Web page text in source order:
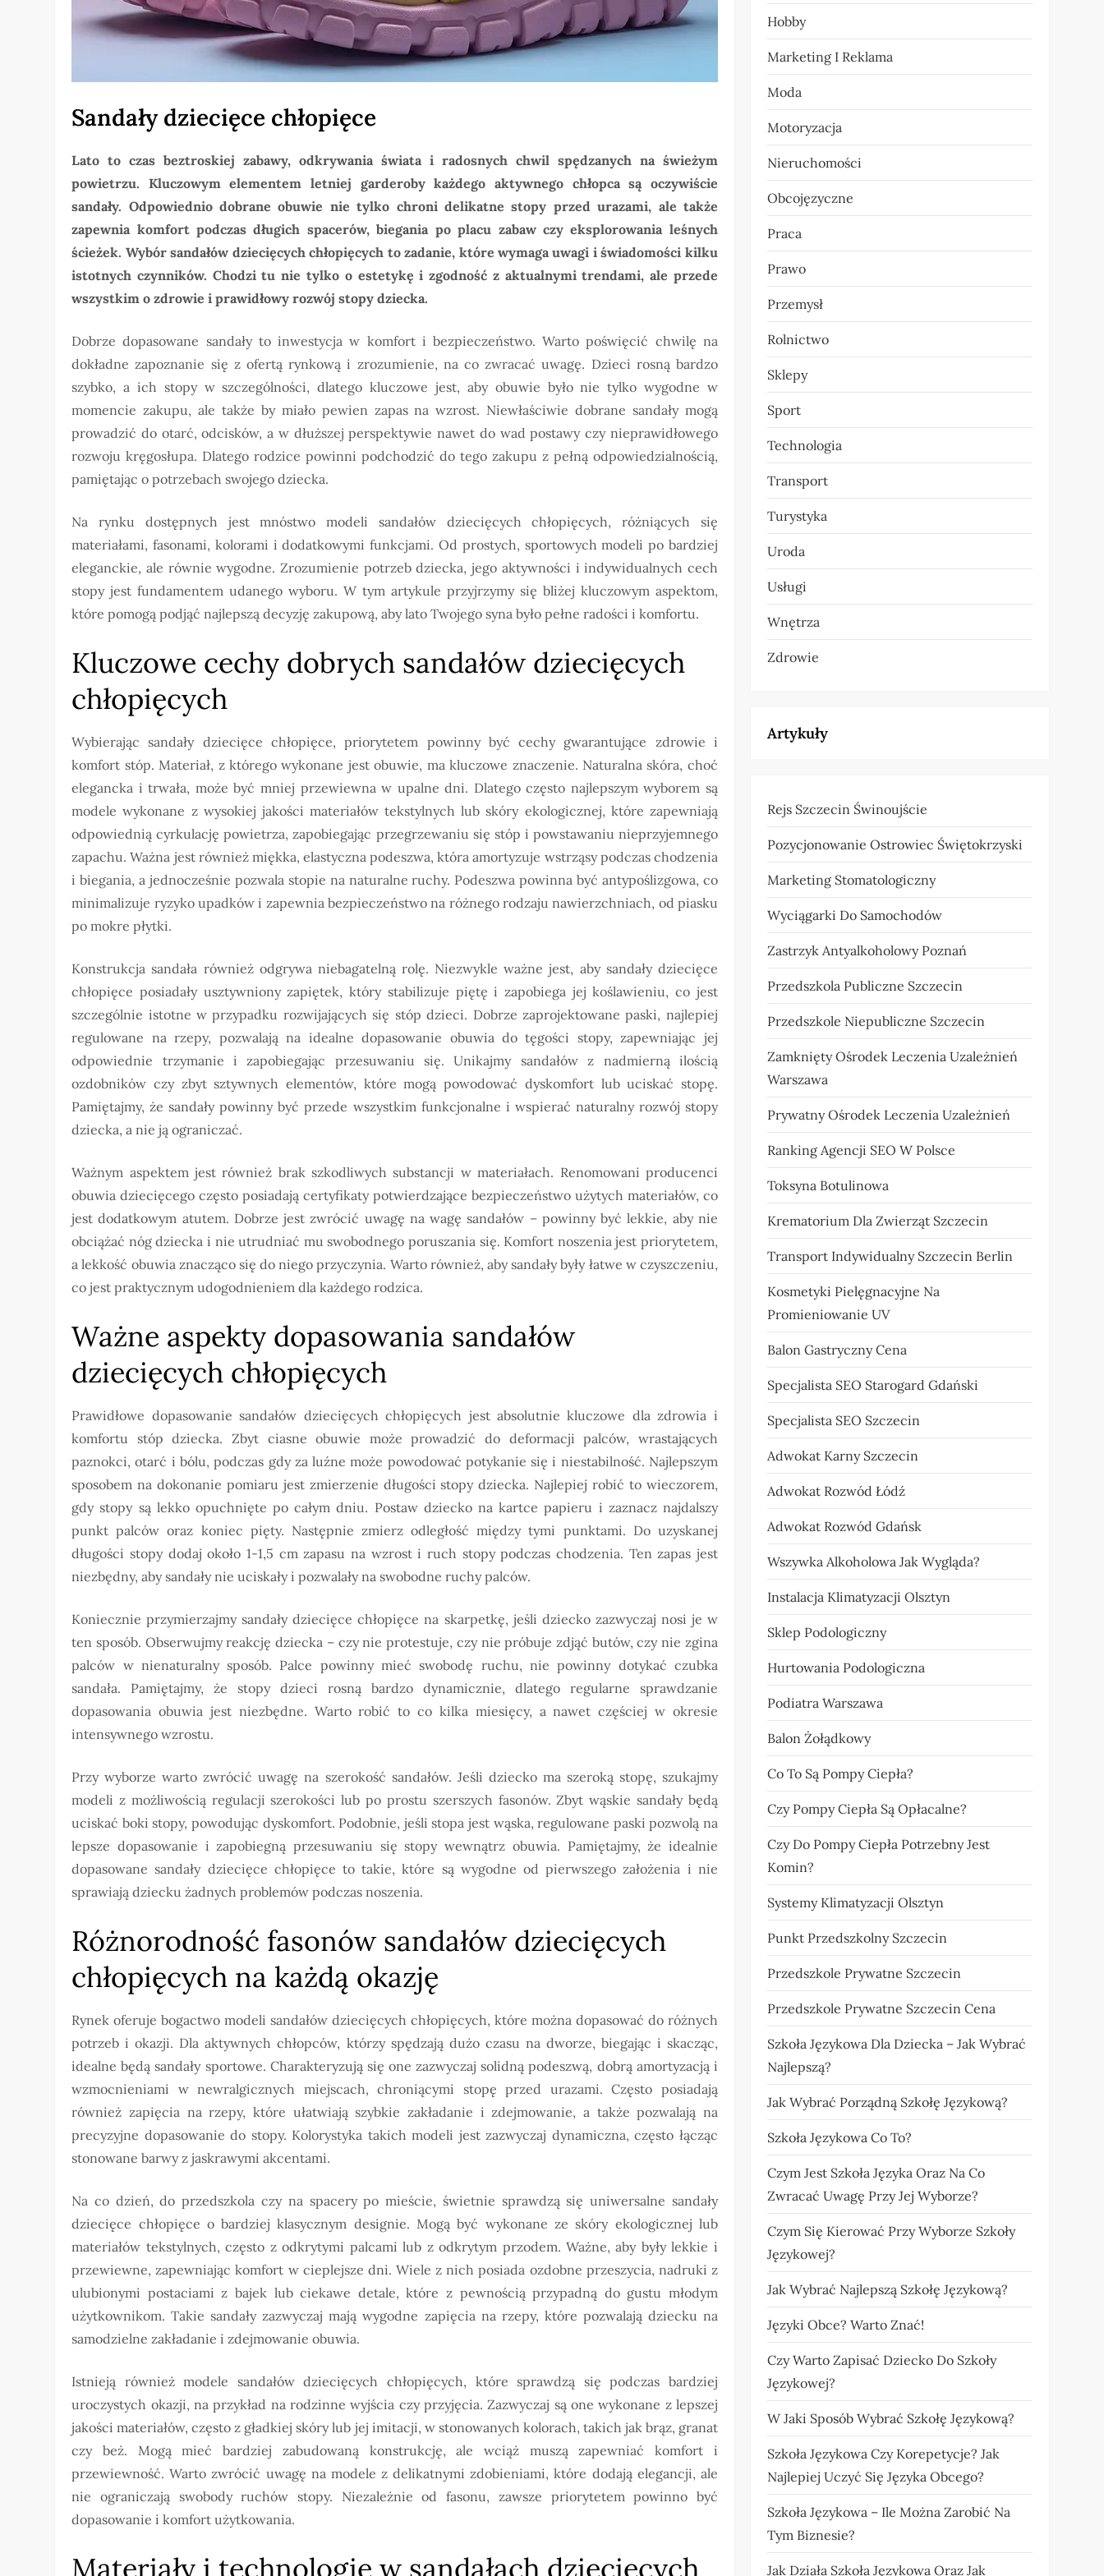
Sandały dziecięce chłopięce
Lato to czas beztroskiej zabawy, odkrywania świata i radosnych chwil spędzanych na świeżym
powietrzu. Kluczowym elementem letniej garderoby każdego aktywnego chłopca są oczywiście
sandały. Odpowiednio dobrane obuwie nie tylko chroni delikatne stopy przed urazami, ale także
zapewnia komfort podczas długich spacerów, biegania po placu zabaw czy eksplorowania leśnych
ścieżek. Wybór sandałów dziecięcych chłopięcych to zadanie, które wymaga uwagi i świadomości kilku
istotnych czynników. Chodzi tu nie tylko o estetykę i zgodność z aktualnymi trendami, ale przede
wszystkim o zdrowie i prawidłowy rozwój stopy dziecka.
Dobrze dopasowane sandały to inwestycja w komfort i bezpieczeństwo. Warto poświęcić chwilę na
dokładne zapoznanie się z ofertą rynkową i zrozumienie, na co zwracać uwagę. Dzieci rosną bardzo
szybko, a ich stopy w szczególności, dlatego kluczowe jest, aby obuwie było nie tylko wygodne w
momencie zakupu, ale także by miało pewien zapas na wzrost. Niewłaściwie dobrane sandały mogą
prowadzić do otarć, odcisków, a w dłuższej perspektywie nawet do wad postawy czy nieprawidłowego
rozwoju kręgosłupa. Dlatego rodzice powinni podchodzić do tego zakupu z pełną odpowiedzialnością,
pamiętając o potrzebach swojego dziecka.
Na rynku dostępnych jest mnóstwo modeli sandałów dziecięcych chłopięcych, różniących się
materiałami, fasonami, kolorami i dodatkowymi funkcjami. Od prostych, sportowych modeli po bardziej
eleganckie, ale równie wygodne. Zrozumienie potrzeb dziecka, jego aktywności i indywidualnych cech
stopy jest fundamentem udanego wyboru. W tym artykule przyjrzymy się bliżej kluczowym aspektom,
które pomogą podjąć najlepszą decyzję zakupową, aby lato Twojego syna było pełne radości i komfortu.
Kluczowe cechy dobrych sandałów dziecięcych
chłopięcych
Wybierając sandały dziecięce chłopięce, priorytetem powinny być cechy gwarantujące zdrowie i
komfort stóp. Materiał, z którego wykonane jest obuwie, ma kluczowe znaczenie. Naturalna skóra, choć
elegancka i trwała, może być mniej przewiewna w upalne dni. Dlatego często najlepszym wyborem są
modele wykonane z wysokiej jakości materiałów tekstylnych lub skóry ekologicznej, które zapewniają
odpowiednią cyrkulację powietrza, zapobiegając przegrzewaniu się stóp i powstawaniu nieprzyjemnego
zapachu. Ważna jest również miękka, elastyczna podeszwa, która amortyzuje wstrząsy podczas chodzenia
i biegania, a jednocześnie pozwala stopie na naturalne ruchy. Podeszwa powinna być antypoślizgowa, co
minimalizuje ryzyko upadków i zapewnia bezpieczeństwo na różnego rodzaju nawierzchniach, od piasku
po mokre płytki.
Konstrukcja sandała również odgrywa niebagatelną rolę. Niezwykle ważne jest, aby sandały dziecięce
chłopięce posiadały usztywniony zapiętek, który stabilizuje piętę i zapobiega jej koślawieniu, co jest
szczególnie istotne w przypadku rozwijających się stóp dzieci. Dobrze zaprojektowane paski, najlepiej
regulowane na rzepy, pozwalają na idealne dopasowanie obuwia do tęgości stopy, zapewniając jej
odpowiednie trzymanie i zapobiegając przesuwaniu się. Unikajmy sandałów z nadmierną ilością
ozdobników czy zbyt sztywnych elementów, które mogą powodować dyskomfort lub uciskać stopę.
Pamiętajmy, że sandały powinny być przede wszystkim funkcjonalne i wspierać naturalny rozwój stopy
dziecka, a nie ją ograniczać.
Ważnym aspektem jest również brak szkodliwych substancji w materiałach. Renomowani producenci
obuwia dziecięcego często posiadają certyfikaty potwierdzające bezpieczeństwo użytych materiałów, co
jest dodatkowym atutem. Dobrze jest zwrócić uwagę na wagę sandałów – powinny być lekkie, aby nie
obciążać nóg dziecka i nie utrudniać mu swobodnego poruszania się. Komfort noszenia jest priorytetem,
a lekkość obuwia znacząco się do niego przyczynia. Warto również, aby sandały były łatwe w czyszczeniu,
co jest praktycznym udogodnieniem dla każdego rodzica.
Ważne aspekty dopasowania sandałów
dziecięcych chłopięcych
Prawidłowe dopasowanie sandałów dziecięcych chłopięcych jest absolutnie kluczowe dla zdrowia i
komfortu stóp dziecka. Zbyt ciasne obuwie może prowadzić do deformacji palców, wrastających
paznokci, otarć i bólu, podczas gdy za luźne może powodować potykanie się i niestabilność. Najlepszym
sposobem na dokonanie pomiaru jest zmierzenie długości stopy dziecka. Najlepiej robić to wieczorem,
gdy stopy są lekko opuchnięte po całym dniu. Postaw dziecko na kartce papieru i zaznacz najdalszy
punkt palców oraz koniec pięty. Następnie zmierz odległość między tymi punktami. Do uzyskanej
długości stopy dodaj około 1-1,5 cm zapasu na wzrost i ruch stopy podczas chodzenia. Ten zapas jest
niezbędny, aby sandały nie uciskały i pozwalały na swobodne ruchy palców.
Koniecznie przymierzajmy sandały dziecięce chłopięce na skarpetkę, jeśli dziecko zazwyczaj nosi je w
ten sposób. Obserwujmy reakcję dziecka – czy nie protestuje, czy nie próbuje zdjąć butów, czy nie zgina
palców w nienaturalny sposób. Palce powinny mieć swobodę ruchu, nie powinny dotykać czubka
sandała. Pamiętajmy, że stopy dzieci rosną bardzo dynamicznie, dlatego regularne sprawdzanie
dopasowania obuwia jest niezbędne. Warto robić to co kilka miesięcy, a nawet częściej w okresie
intensywnego wzrostu.
Przy wyborze warto zwrócić uwagę na szerokość sandałów. Jeśli dziecko ma szeroką stopę, szukajmy
modeli z możliwością regulacji szerokości lub po prostu szerszych fasonów. Zbyt wąskie sandały będą
uciskać boki stopy, powodując dyskomfort. Podobnie, jeśli stopa jest wąska, regulowane paski pozwolą na
lepsze dopasowanie i zapobiegną przesuwaniu się stopy wewnątrz obuwia. Pamiętajmy, że idealnie
dopasowane sandały dziecięce chłopięce to takie, które są wygodne od pierwszego założenia i nie
sprawiają dziecku żadnych problemów podczas noszenia.
Różnorodność fasonów sandałów dziecięcych
chłopięcych na każdą okazję
Rynek oferuje bogactwo modeli sandałów dziecięcych chłopięcych, które można dopasować do różnych
potrzeb i okazji. Dla aktywnych chłopców, którzy spędzają dużo czasu na dworze, biegając i skacząc,
idealne będą sandały sportowe. Charakteryzują się one zazwyczaj solidną podeszwą, dobrą amortyzacją i
wzmocnieniami w newralgicznych miejscach, chroniącymi stopę przed urazami. Często posiadają
również zapięcia na rzepy, które ułatwiają szybkie zakładanie i zdejmowanie, a także pozwalają na
precyzyjne dopasowanie do stopy. Kolorystyka takich modeli jest zazwyczaj dynamiczna, często łącząc
stonowane barwy z jaskrawymi akcentami.
Na co dzień, do przedszkola czy na spacery po mieście, świetnie sprawdzą się uniwersalne sandały
dziecięce chłopięce o bardziej klasycznym designie. Mogą być wykonane ze skóry ekologicznej lub
materiałów tekstylnych, często z odkrytymi palcami lub z odkrytym przodem. Ważne, aby były lekkie i
przewiewne, zapewniając komfort w cieplejsze dni. Wiele z nich posiada ozdobne przeszycia, nadruki z
ulubionymi postaciami z bajek lub ciekawe detale, które z pewnością przypadną do gustu młodym
użytkownikom. Takie sandały zazwyczaj mają wygodne zapięcia na rzepy, które pozwalają dziecku na
samodzielne zakładanie i zdejmowanie obuwia.
Istnieją również modele sandałów dziecięcych chłopięcych, które sprawdzą się podczas bardziej
uroczystych okazji, na przykład na rodzinne wyjścia czy przyjęcia. Zazwyczaj są one wykonane z lepszej
jakości materiałów, często z gładkiej skóry lub jej imitacji, w stonowanych kolorach, takich jak brąz, granat
czy beż. Mogą mieć bardziej zabudowaną konstrukcję, ale wciąż muszą zapewniać komfort i
przewiewność. Warto zwrócić uwagę na modele z delikatnymi zdobieniami, które dodają elegancji, ale
nie ograniczają swobody ruchów stopy. Niezależnie od fasonu, zawsze priorytetem powinno być
dopasowanie i komfort użytkowania.
Materiały i technologie w sandałach dziecięcych
Hobby
Marketing I Reklama
Moda
Motoryzacja
Nieruchomości
Obcojęzyczne
Praca
Prawo
Przemysł
Rolnictwo
Sklepy
Sport
Technologia
Transport
Turystyka
Uroda
Usługi
Wnętrza
Zdrowie
Artykuły
Rejs Szczecin Świnoujście
Pozycjonowanie Ostrowiec Świętokrzyski
Marketing Stomatologiczny
Wyciągarki Do Samochodów
Zastrzyk Antyalkoholowy Poznań
Przedszkola Publiczne Szczecin
Przedszkole Niepubliczne Szczecin
Zamknięty Ośrodek Leczenia Uzależnień
Warszawa
Prywatny Ośrodek Leczenia Uzależnień
Ranking Agencji SEO W Polsce
Toksyna Botulinowa
Krematorium Dla Zwierząt Szczecin
Transport Indywidualny Szczecin Berlin
Kosmetyki Pielęgnacyjne Na
Promieniowanie UV
Balon Gastryczny Cena
Specjalista SEO Starogard Gdański
Specjalista SEO Szczecin
Adwokat Karny Szczecin
Adwokat Rozwód Łódź
Adwokat Rozwód Gdańsk
Wszywka Alkoholowa Jak Wygląda?
Instalacja Klimatyzacji Olsztyn
Sklep Podologiczny
Hurtowania Podologiczna
Podiatra Warszawa
Balon Żołądkowy
Co To Są Pompy Ciepła?
Czy Pompy Ciepła Są Opłacalne?
Czy Do Pompy Ciepła Potrzebny Jest
Komin?
Systemy Klimatyzacji Olsztyn
Punkt Przedszkolny Szczecin
Przedszkole Prywatne Szczecin
Przedszkole Prywatne Szczecin Cena
Szkoła Językowa Dla Dziecka – Jak Wybrać
Najlepszą?
Jak Wybrać Porządną Szkołę Językową?
Szkoła Językowa Co To?
Czym Jest Szkoła Języka Oraz Na Co
Zwracać Uwagę Przy Jej Wyborze?
Czym Się Kierować Przy Wyborze Szkoły
Językowej?
Jak Wybrać Najlepszą Szkołę Językową?
Języki Obce? Warto Znać!
Czy Warto Zapisać Dziecko Do Szkoły
Językowej?
W Jaki Sposób Wybrać Szkołę Językową?
Szkoła Językowa Czy Korepetycje? Jak
Najlepiej Uczyć Się Języka Obcego?
Szkoła Językowa – Ile Można Zarobić Na
Tym Biznesie?
Jak Działa Szkoła Językowa Oraz Jak